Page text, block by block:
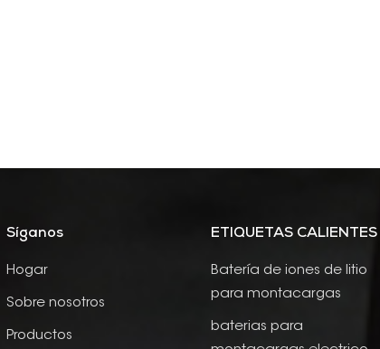
Síganos
Hogar
Sobre nosotros
Productos
ETIQUETAS CALIENTES
Batería de iones de litio
para montacargas
baterias para